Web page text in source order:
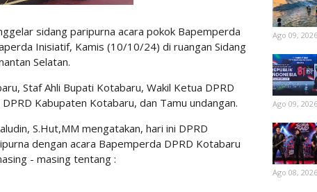
sidang paripurna acara pokok Bapemperda
Inisiatif, Kamis (10/10/24) di ruangan Sidang
Selatan.
Staf Ahli Bupati Kotabaru, Wakil Ketua DPRD
Kabupaten Kotabaru, dan Tamu undangan.
S.Hut,MM mengatakan, hari ini DPRD
dengan acara Bapemperda DPRD Kotabaru
- masing tentang :
Ago 09, 2026
Ago 09, 2026
Ago 08, 2026